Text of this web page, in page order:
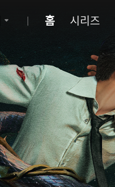
홈 시리즈